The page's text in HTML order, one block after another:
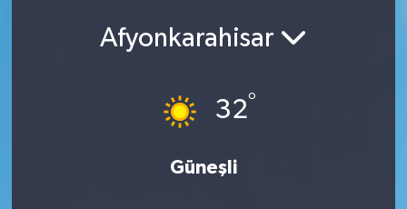
Afyonkarahisar
32°
Güneşli